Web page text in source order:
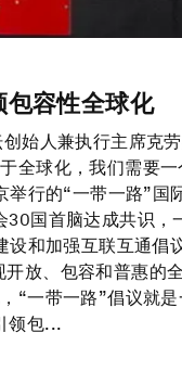
包容性全球化
始人兼执行主席克
全球化，我们需要一
举行的“一带一路”国
30国首脑达成共识，
设和加强互联互通倡
放、包容和普惠的
“一带一路”倡议就
领包...